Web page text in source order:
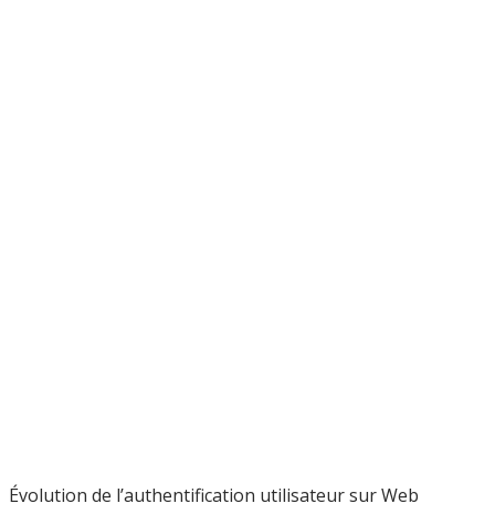
Évolution de l’authentification utilisateur sur Web